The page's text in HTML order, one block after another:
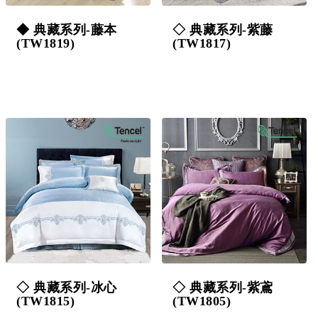
◆ 典藏系列-藤本
(TW1819)
◇ 典藏系列-紫藤
(TW1817)
◇ 典藏系列-冰心
(TW1815)
◇ 典藏系列-紫鳶
(TW1805)